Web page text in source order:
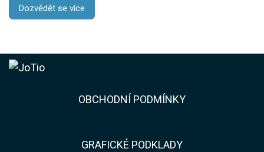
Dozvědět se více
​​OBCHODNÍ PODMÍNKY
GRAFICKÉ PODKLADY